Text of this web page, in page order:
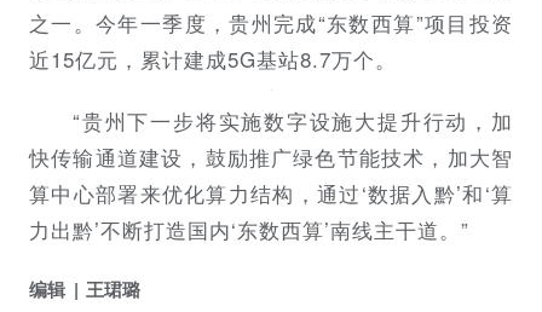
之一。今年一季度，贵州完成“东数西算”项目投资
近15亿元，累计建成5G基站8.7万个。
“贵州下一步将实施数字设施大提升行动，加
快传输通道建设，鼓励推广绿色节能技术，加大智
算中心部署来优化算力结构，通过‘数据入黔’和‘算
力出黔’不断打造国内‘东数西算’南线主干道。”
编辑
王珺璐